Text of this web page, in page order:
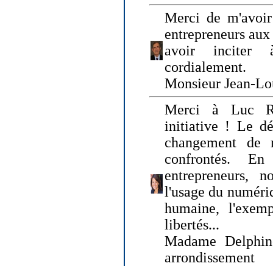
Merci de
entrepreneurs
avoir inciter
cordialement.
Monsieur Jean-
Merci à Luc
initiative ! Le
changement de
confrontés.
entrepreneurs,
l'usage du
humaine,
libertés...
Madame
arrondissement